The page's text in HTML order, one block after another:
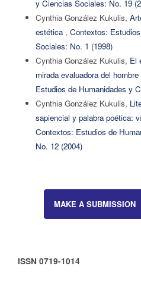
y Ciencias Sociales: No. 19
Cynthia González Kukulis,
estética , Contextos:
Sociales: No. 1 (1998)
Cynthia González Kukulis, El
mirada evaluadora del
Estudios de Humanidades y
Cynthia González Kukulis,
sapiencial y palabra poética:
Contextos: Estudios de
No. 12 (2004)
MAKE A SUBMISSION
ISSN 0719-1014